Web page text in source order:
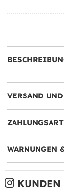
VERSAND
WARNUNGEN